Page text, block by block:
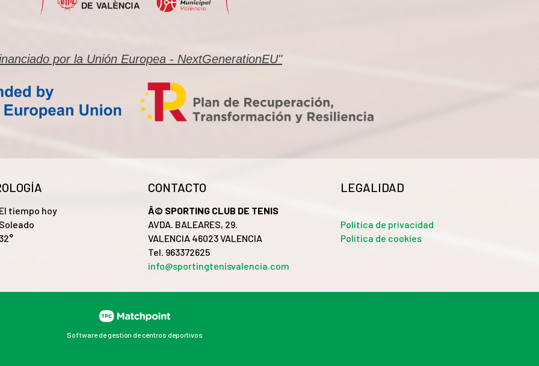
por la Unión Europea - NextGenerationEU"
tiempo hoy
CONTACTO
Â© SPORTING CLUB DE TENIS
AVDA. BALEARES, 29.
VALENCIA 46023 VALENCIA
Tel. 963372625
info@sportingtenisvalencia.com
LEGALIDAD
Política de privacidad
Política de cookies
Software de gestión de centros deportivos